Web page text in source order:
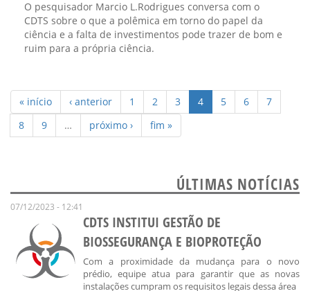
O pesquisador Marcio L.Rodrigues conversa com o
CDTS sobre o que a polêmica em torno do papel da
ciência e a falta de investimentos pode trazer de bom e
ruim para a própria ciência.
« início ‹ anterior 1 2 3 4 5 6
7
8
9 … próximo › fim »
ÚLTIMAS NOTÍCIAS
07/12/2023 - 12:41
CDTS INSTITUI GESTÃO DE
BIOSSEGURANÇA E BIOPROTEÇÃO
Com a proximidade da mudança para o novo
prédio, equipe atua para garantir que as novas
instalações cumpram os requisitos legais dessa área